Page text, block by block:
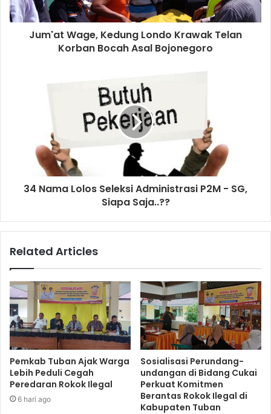
a
d
Jum'at Wage, Kedung Londo Krawak Telan
Korban Bocah Asal Bojonegoro
34 Nama Lolos Seleksi Administrasi P2M - SG,
Siapa Saja..??
Related Articles
Pemkab Tuban Ajak Warga
Lebih Peduli Cegah
Peredaran Rokok Ilegal
6 hari ago
Sosialisasi Perundang-
undangan di Bidang Cukai
Perkuat Komitmen
Berantas Rokok Ilegal di
Kabupaten Tuban